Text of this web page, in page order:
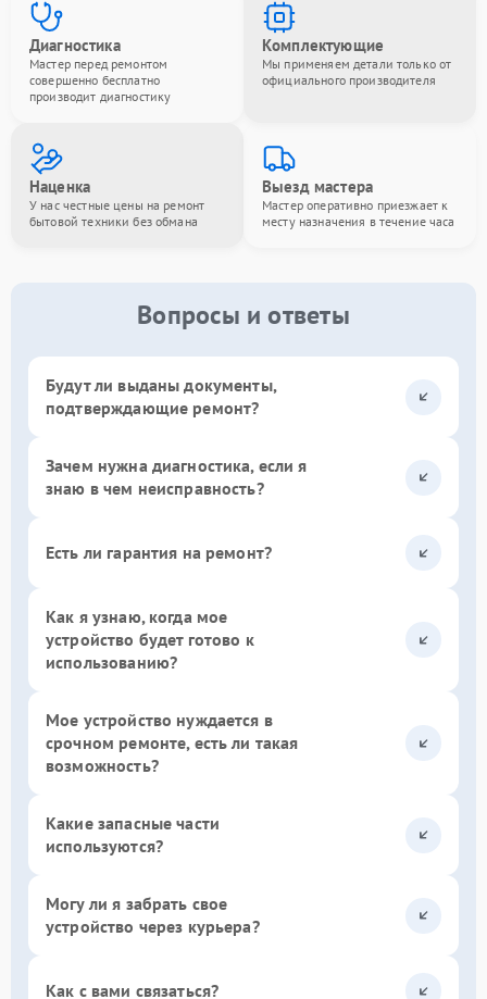
Диагностика
Мастер перед ремонтом
совершенно бесплатно
производит диагностику
Комплектующие
Мы применяем детали только от
официального производителя
Наценка
У нас честные цены на ремонт
бытовой техники без обмана
Выезд мастера
Мастер оперативно приезжает к
месту назначения в течение часа
Вопросы и ответы
Будут ли выданы документы,
подтверждающие ремонт?
Зачем нужна диагностика, если я
знаю в чем неисправность?
Есть ли гарантия на ремонт?
Как я узнаю, когда мое
устройство будет готово к
использованию?
Мое устройство нуждается в
срочном ремонте, есть ли такая
возможность?
Какие запасные части
используются?
Могу ли я забрать свое
устройство через курьера?
Как с вами связаться?